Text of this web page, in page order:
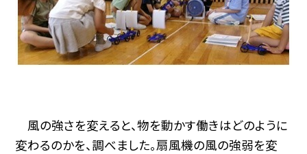
風の強さを変えると、物を動かす働きはどのように
変わるのかを、調べました。扇風機の風の強弱を変